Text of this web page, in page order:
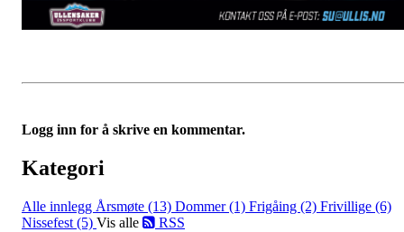
Logg inn for å skrive en kommentar.
Kategori
Alle innlegg Årsmøte (13) Dommer (1) Frigåing (2) Frivillige (6)
Nissefest (5) Vis alle RSS